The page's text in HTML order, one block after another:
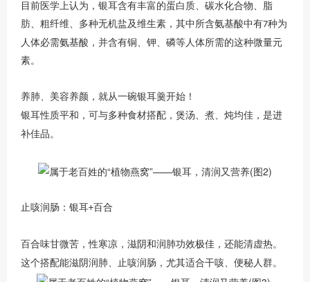
目前医学上认为，银耳含有丰富的蛋白质、碳水化合物、脂
肪、粗纤维、多种无机盐及维生素，其中所含氨基酸中有7种为
人体必需氨基酸，并含有铜、钾、磷等人体所需的这种微量元
素。
养肺、美容养颜，就从一碗银耳羹开始！
银耳性质平和，可与多种食材搭配，煲汤、煮、炖均佳，是进
补佳品。
止咳润肠：银耳+百合
百合味甘微苦，性寒凉，滋阴和润肺功效极佳，还能清虚热。
这个搭配能滋阴润肺、止咳润肠，尤其适合干咳、便秘人群。